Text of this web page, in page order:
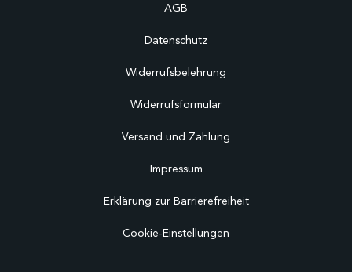
AGB
Datenschutz
Widerrufsbelehrung
Widerrufsformular
Versand und Zahlung
Impressum
Erklärung zur Barrierefreiheit
Cookie-Einstellungen